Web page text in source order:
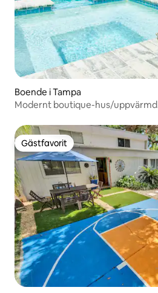
Boende i Tampa
Modernt boutique-hus/uppvärmd
Gästfavorit
Gästfavorit